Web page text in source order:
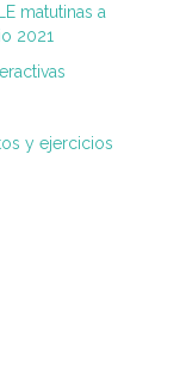
matutinas a
2021
y ejercicios